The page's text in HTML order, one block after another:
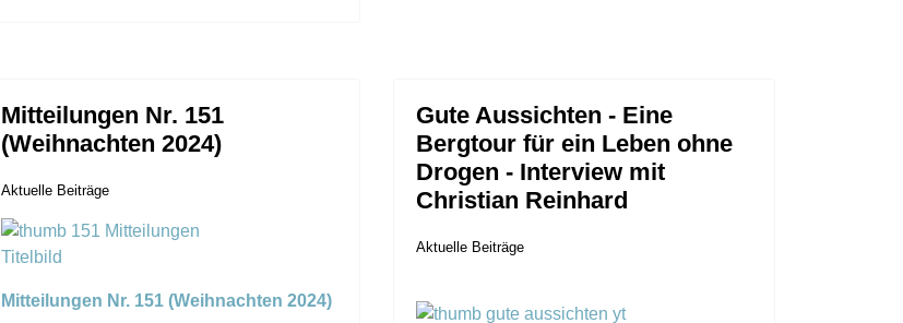
Mitteilungen Nr. 151
(Weihnachten 2024)
Aktuelle Beiträge
Mitteilungen Nr. 151 (Weihnachten 2024)
Gute Aussichten - Eine
Bergtour für ein Leben ohne
Drogen - Interview mit
Christian Reinhard
Aktuelle Beiträge